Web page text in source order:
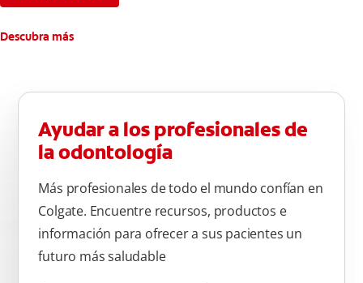
Descubra más
Ayudar a los profesionales de
la odontología
Más profesionales de todo el mundo confían en
Colgate. Encuentre recursos, productos e
información para ofrecer a sus pacientes un
futuro más saludable